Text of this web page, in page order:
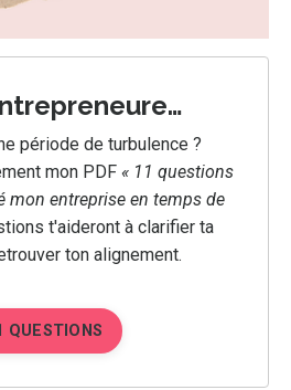
période de turbulence ?
mon PDF « 11 questions
mon entreprise en temps de
t'aideront à clarifier ta
ton alignement.
QUESTIONS